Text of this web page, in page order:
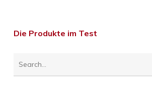
Die Produkte im Test